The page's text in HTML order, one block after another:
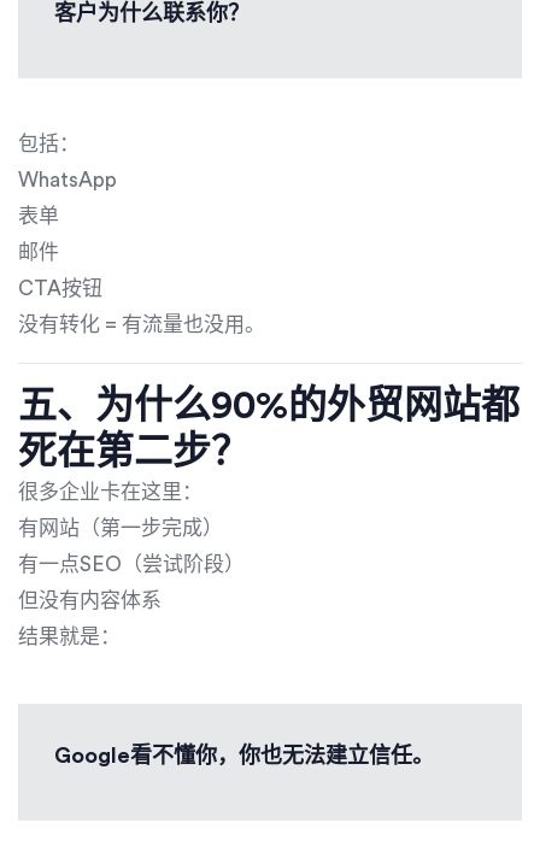
客户为什么联系你？
包括：
WhatsApp
表单
邮件
CTA按钮
没有转化 = 有流量也没用。
五、为什么90%的外贸网站都
死在第二步？
很多企业卡在这里：
有网站（第一步完成）
有一点SEO（尝试阶段）
但没有内容体系
结果就是：
Google看不懂你，你也无法建立信任。